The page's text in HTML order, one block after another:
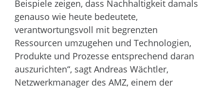
Beispiele zeigen, dass Nachhaltigkeit damals
genauso wie heute bedeutete,
verantwortungsvoll mit begrenzten
Ressourcen umzugehen und Technologien,
Produkte und Prozesse entsprechend daran
auszurichten“, sagt Andreas Wächtler,
Netzwerkmanager des AMZ, einem der